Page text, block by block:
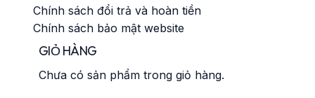
Chính sách đổi trả và hoàn tiền
Chính sách bảo mật website
GIỎ HÀNG
Chưa có sản phẩm trong giỏ hàng.